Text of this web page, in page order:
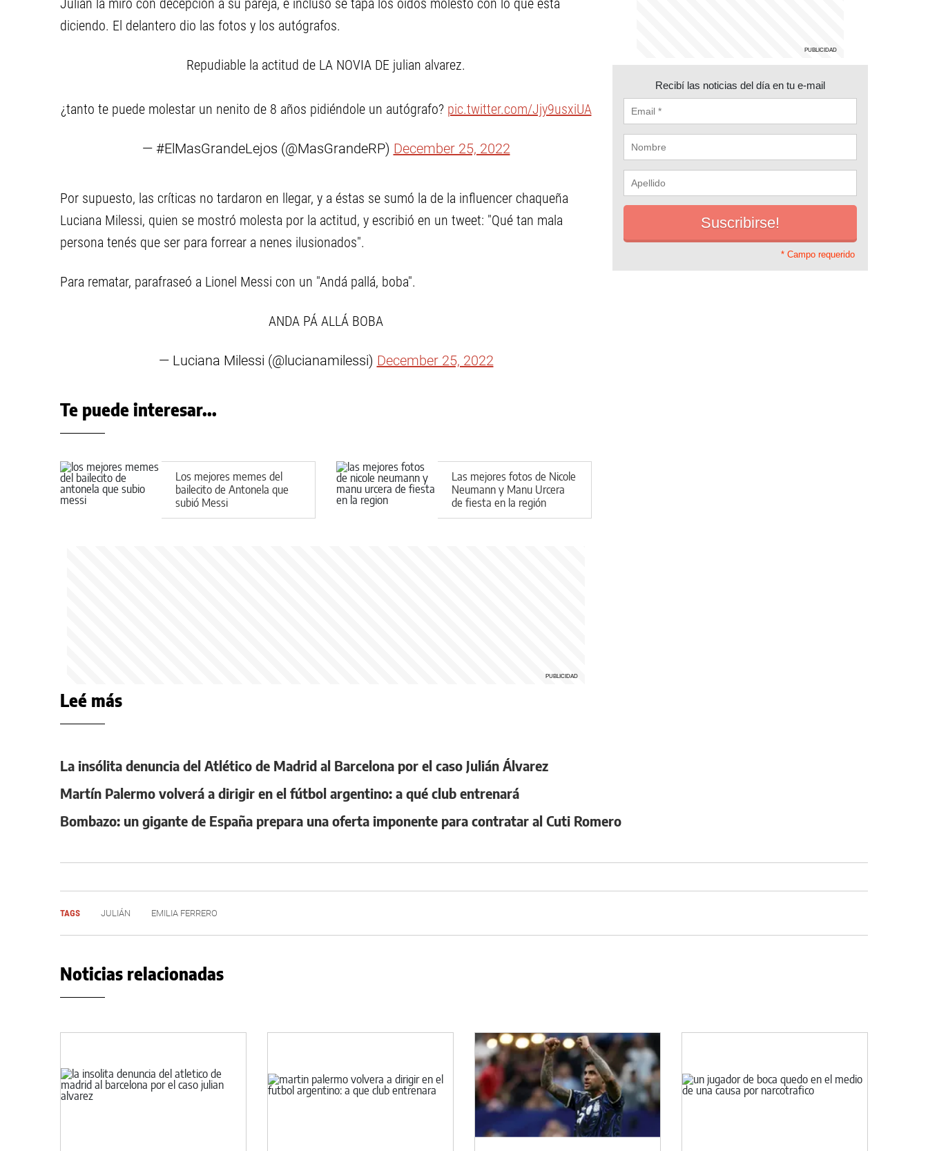
Julián la miró con decepción a su pareja, e incluso se tapa los oídos molesto con lo que está
diciendo. El delantero dio las fotos y los autógrafos.
Repudiable la actitud de LA NOVIA DE julian alvarez.
¿tanto te puede molestar un nenito de 8 años pidiéndole un autógrafo? pic.twitter.com/Jjy9usxiUA
— #ElMasGrandeLejos (@MasGrandeRP) December 25, 2022
Por supuesto, las críticas no tardaron en llegar, y a éstas se sumó la de la influencer chaqueña
Luciana Milessi, quien se mostró molesta por la actitud, y escribió en un tweet: "Qué tan mala
persona tenés que ser para forrear a nenes ilusionados".
Para rematar, parafraseó a Lionel Messi con un "Andá pallá, boba".
ANDA PÁ ALLÁ BOBA
— Luciana Milessi (@lucianamilessi) December 25, 2022
Te puede interesar...
Los mejores memes del
bailecito de Antonela que
subió Messi
Las mejores fotos de Nicole
Neumann y Manu Urcera
de fiesta en la región
Recibí las noticias del día en tu e-mail
* Campo requerido
Leé más
La insólita denuncia del Atlético de Madrid al Barcelona por el caso Julián Álvarez
Martín Palermo volverá a dirigir en el fútbol argentino: a qué club entrenará
Bombazo: un gigante de España prepara una oferta imponente para contratar al Cuti Romero
TAGS JULIÁN EMILIA FERRERO
Noticias relacionadas